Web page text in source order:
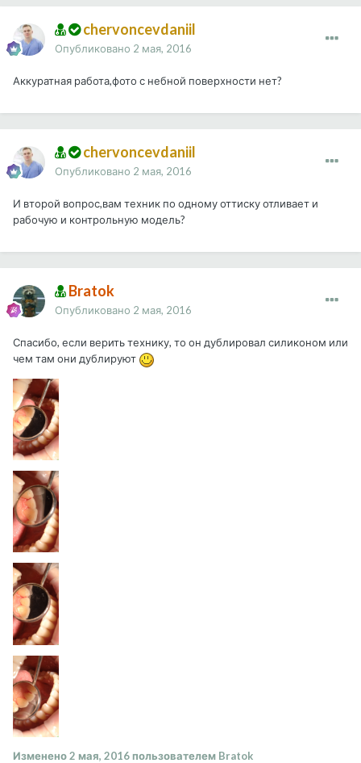
chervoncevdaniil
Опубликовано 2 мая, 2016
Аккуратная работа,фото с небной поверхности нет?
chervoncevdaniil
Опубликовано 2 мая, 2016
И второй вопрос,вам техник по одному оттиску отливает и
рабочую и контрольную модель?
Bratok
Опубликовано 2 мая, 2016
Спасибо, если верить технику, то он дублировал силиконом или
чем там они дублируют
Изменено2 мая, 2016пользователем Bratok